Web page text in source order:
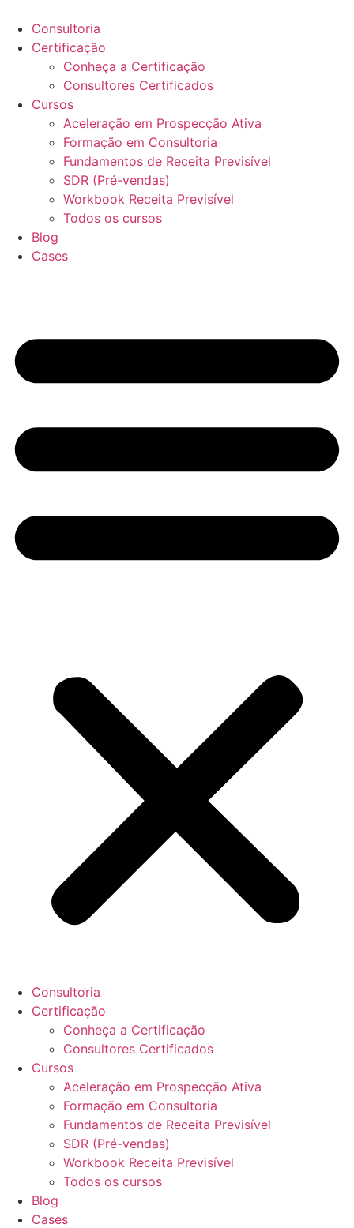
para
conteúdo
Consultoria
Certificação
Conheça a Certificação
Consultores Certificados
Cursos
Aceleração em Prospecção Ativa
Formação em Consultoria
Fundamentos de Receita Previsível
SDR (Pré-vendas)
Workbook Receita Previsível
Todos os cursos
Blog
Cases
Consultoria
Certificação
Conheça a Certificação
Consultores Certificados
Cursos
Aceleração em Prospecção Ativa
Formação em Consultoria
Fundamentos de Receita Previsível
SDR (Pré-vendas)
Workbook Receita Previsível
Todos os cursos
Blog
Cases